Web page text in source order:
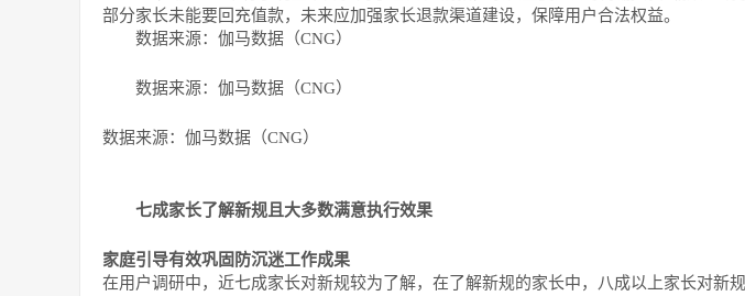
部分家长未能要回充值款，未来应加强家长退款渠道建设，保障用户合法权益。
数据来源：伽马数据（CNG）
数据来源：伽马数据（CNG）
数据来源：伽马数据（CNG）
七成家长了解新规且大多数满意执行效果
家庭引导有效巩固防沉迷工作成果
在用户调研中，近七成家长对新规较为了解，在了解新规的家长中，八成以上家长对新